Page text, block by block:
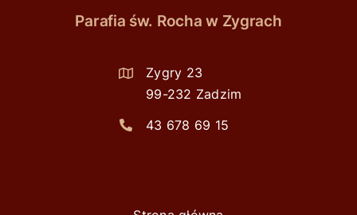
Parafia św. Rocha w Zygrach
Zygry 23
99-232 Zadzim
43 678 69 15